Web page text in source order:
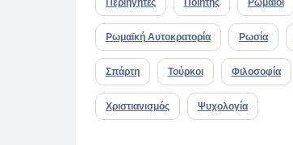
Ρωμαϊκή Αυτοκρατορία Ρωσία
Σπάρτη Τούρκοι Φιλοσοφία
Χριστιανισμός Ψυχολογία